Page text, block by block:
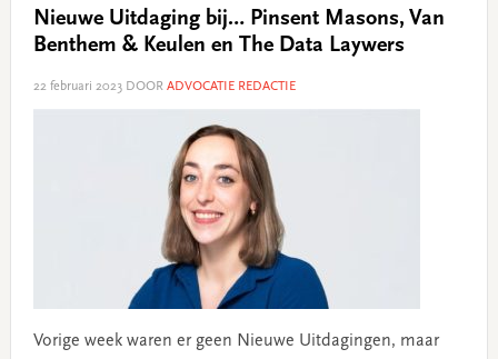
Nieuwe Uitdaging bij… Pinsent Masons, Van
Benthem & Keulen en The Data Laywers
22 februari 2023DOOR ADVOCATIE REDACTIE
Vorige week waren er geen Nieuwe Uitdagingen, maar